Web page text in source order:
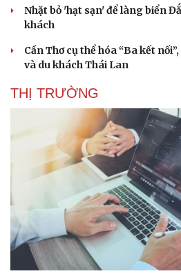
Nhặt bỏ 'hạt sạn' để làng biển
khách
Cần Thơ cụ thể hóa “Ba kết
và du khách Thái Lan
THỊ TRƯỜNG